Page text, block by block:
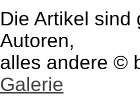
Die Artikel sind
Autoren,
alles andere ©
Galerie